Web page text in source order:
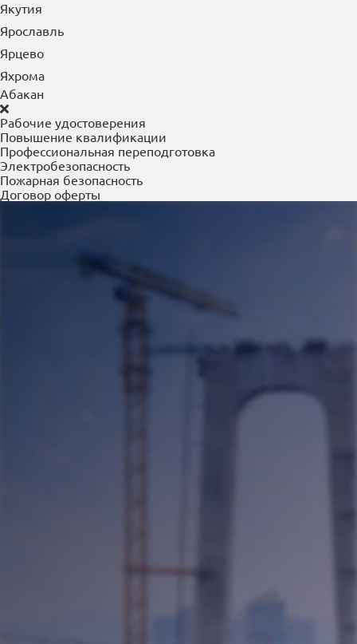
Якутия
Ярославль
Ярцево
Яхрома
Абакан
Рабочие удостоверения
Повышение квалификации
Профессиональная переподготовка
Электробезопасность
Пожарная безопасность
Договор оферты